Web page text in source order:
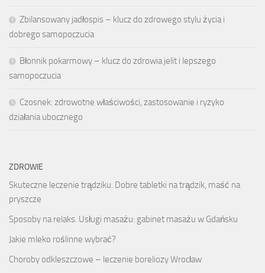
Zbilansowany jadłospis – klucz do zdrowego stylu życia i
dobrego samopoczucia
Błonnik pokarmowy – klucz do zdrowia jelit i lepszego
samopoczucia
Czosnek: zdrowotne właściwości, zastosowanie i ryzyko
działania ubocznego
ZDROWIE
Skuteczne leczenie trądziku. Dobre tabletki na trądzik, maść na
pryszcze
Sposoby na relaks. Usługi masażu: gabinet masażu w Gdańsku
Jakie mleko roślinne wybrać?
Choroby odkleszczowe – leczenie boreliozy Wrocław